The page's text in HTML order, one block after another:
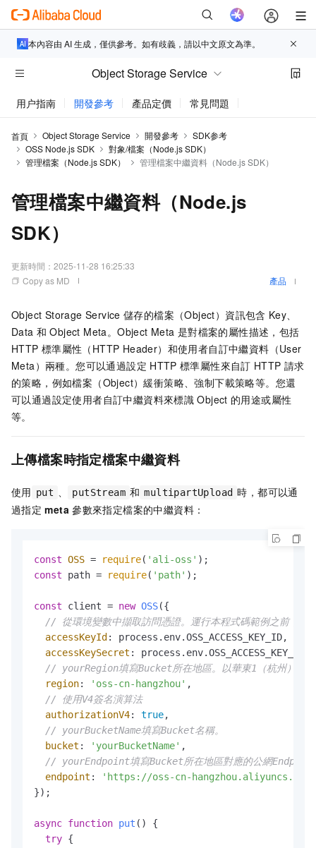
本內容由 AI 生成，僅供參考。如有歧義，請以中文原文為準。
Object Storage Service
用户指南 開發參考 產品定價 常見問題
首頁 Object Storage Service 開發參考
SDK参考
OSS Node.js SDK
對象/檔案（Node.js SDK）
管理檔案（Node.js SDK）
管理檔案中繼資料（Node.js SDK）
管理檔案中繼資料（Node.js
SDK）
更新時間： 2025-11-28 16:25:33
Copy as MD
產品
Object Storage Service 儲存的檔案（Object）資訊包含 Key、
Data 和 Object Meta。Object Meta 是對檔案的屬性描述，包括
HTTP 標準屬性（HTTP Header）和使用者自訂中繼資料（User
Meta）兩種。您可以通過設定 HTTP 標準屬性來自訂 HTTP 請求
的策略，例如檔案（Object）緩衝策略、強制下載策略等。您還
可以通過設定使用者自訂中繼資料來標識 Object 的用途或屬性
等。
上傳檔案時指定檔案中繼資料
使用 put 、 putStream 和 multipartUpload 時，都可以通
過指定 meta 參數來指定檔案的中繼資料：
const OSS = require( 'ali-oss'
const path = require( 'path' );
const client = new OSS({
// 從環境變數中擷取訪問憑證。運行本程式碼範例之前，請確
accessKeyId : process. env.OSS_ACCESS_KEY_ID,
accessKeySecret : process. env.
// yourRegion填寫Bucket所在地區。以華東1（杭州）為
region: 'oss-cn-hangzhou' ,
// 使用V4簽名演算法
authorizationV4: true,
// yourBucketName填寫Bucket名稱。
bucket : 'yourBucketName' ,
// yourEndpoint填寫Bucket所在地區對應的公網
endpoint :
'https://oss-cn-hangzhou.aliyuncs.com'
});
async function put ( ) {
try {